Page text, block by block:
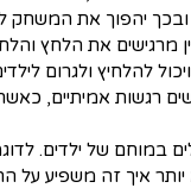
יהפוך את המשחק
מרגישים את
להלחיץ ולגרום
רגשות אמיתיים,
במוחם של ילדים.
איך זה משפיע